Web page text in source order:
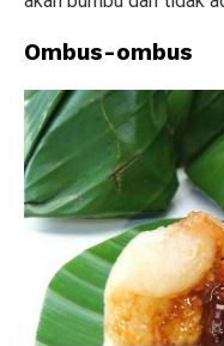
Ombus-ombus